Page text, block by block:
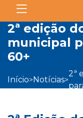
2ª edição do campeonato
municipal
60+
início> notícias>
2ª edição do campeonato municipal